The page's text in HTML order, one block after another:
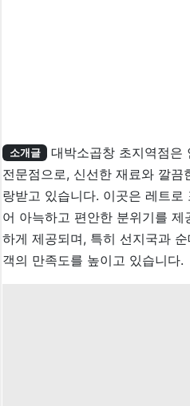
소개글
대박소곱창 초지역점은
전문점으로, 신선한 재료와 깔
랑받고 있습니다. 이곳은 레트
어 아늑하고 편안한 분위기를
하게 제공되며, 특히 선지국과
객의 만족도를 높이고 있습니다.